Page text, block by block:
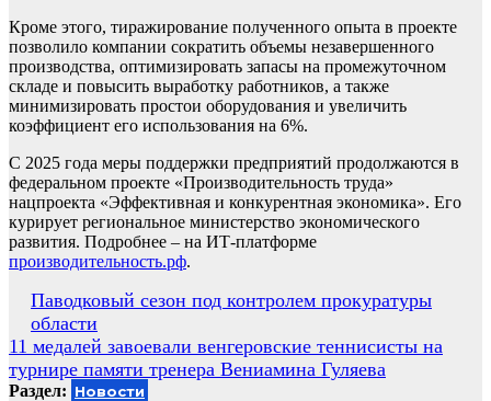
Кроме этого, тиражирование полученного опыта в проекте
позволило компании сократить объемы незавершенного
производства, оптимизировать запасы на промежуточном
складе и повысить выработку работников, а также
минимизировать простои оборудования и увеличить
коэффициент его использования на 6%.
С 2025 года меры поддержки предприятий продолжаются в
федеральном проекте «Производительность труда»
нацпроекта «Эффективная и конкурентная экономика». Его
курирует региональное министерство экономического
развития. Подробнее – на ИТ-платформе
производительность.рф.
Навигация
по
записям
Паводковый сезон под контролем прокуратуры
области
11 медалей завоевали венгеровские теннисисты на
турнире памяти тренера Вениамина Гуляева
Раздел: Новости